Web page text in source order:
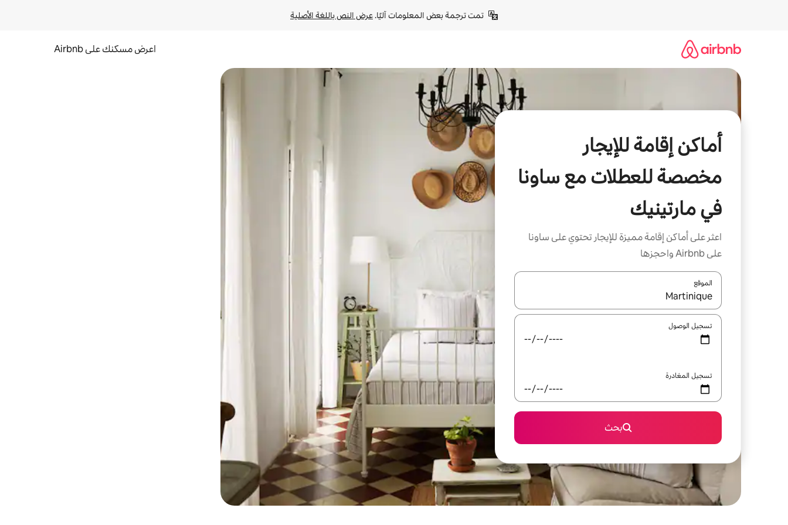
تمت ترجمة بعض المعلومات آليًا. عرض النص باللغة الأصلية
اعرض مسكنك على Airbnb
أماكن إقامة للإيجار
مخصصة للعطلات مع ساونا
في مارتينيك
اعثر على أماكن إقامة مميزة للإيجار تحتوي على ساونا
على Airbnb واحجزها
الموقع
عند توفر النتائج، انتقل باستخدام السهمين لأعلى ولأسفل أو استكشف عن طريق اللمس أو السحب.
تسجيل الوصول
تسجيل المغادرة
بحث